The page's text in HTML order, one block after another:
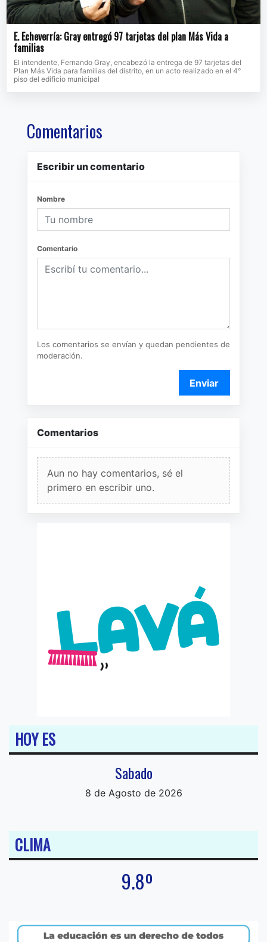
E. Echeverría: Gray entregó 97 tarjetas del plan Más Vida a
familias
El intendente, Fernando Gray, encabezó la entrega de 97 tarjetas del
Plan Más Vida para familias del distrito, en un acto realizado en el 4°
piso del edificio municipal
Comentarios
Escribir un comentario
Nombre
Comentario
Los comentarios se envían y quedan pendientes de
moderación.
Enviar
Comentarios
Aun no hay comentarios, sé el
primero en escribir uno.
HOY ES
Sabado
8 de Agosto de 2026
CLIMA
9.8º